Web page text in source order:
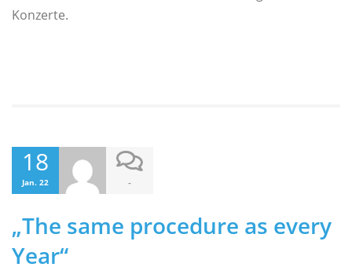
Konzerte.
18
Jan. 22 -
„The same procedure as every
Year“